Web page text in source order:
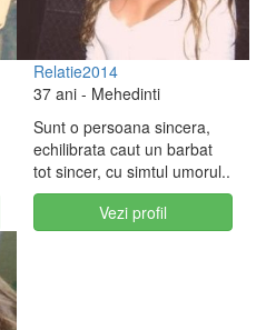
Relatie2014
37 ani - Mehedinti
Sunt o persoana sincera,
echilibrata caut un barbat
tot sincer, cu simtul umorul..
Vezi profil